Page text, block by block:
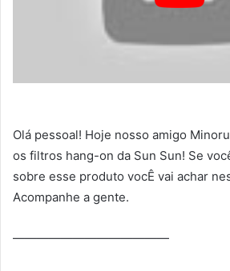
Olá pessoal! Hoje nosso amigo
os filtros hang-on da Sun Sun! Se
sobre esse produto vocÊ vai achar
Acompanhe a gente.
—————————————